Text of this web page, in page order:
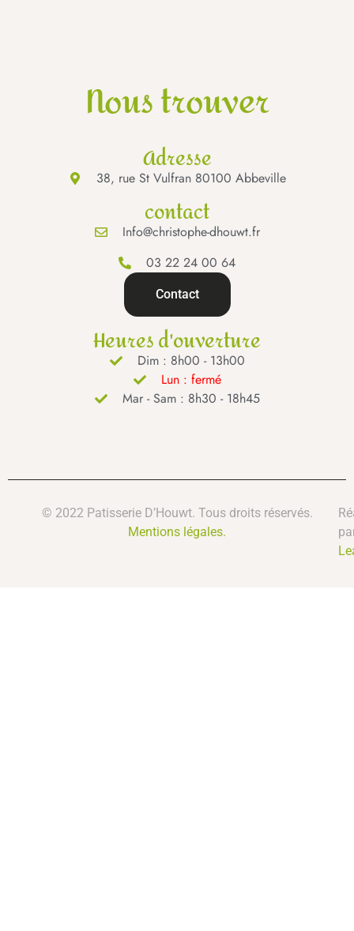
Nous trouver
Adresse
38, rue St Vulfran 80100 Abbeville
contact
Info@christophe-dhouwt.fr
03 22 24 00 64
Contact
Heures d'ouverture
Dim : 8h00 - 13h00
Lun : fermé
Mar - Sam : 8h30 - 18h45
© 2022 Patisserie D’Houwt. Tous droits réservés.
Mentions légales.